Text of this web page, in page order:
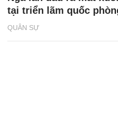
QUÂN SỰ
tại triển lãm quốc